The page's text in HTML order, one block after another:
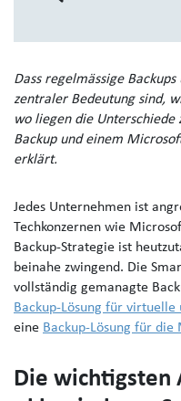
Dass regelmässige
zentraler Bedeutung sind,
wo liegen die
Backup und einem
erklärt.
Jedes Unternehmen ist
Techkonzernen wie
Backup-Strategie ist
beinahe zwingend. Die
vollständig gemanagte
Backup-Lösung für virtuelle
eine Backup-Lösung für
Die wichtigsten